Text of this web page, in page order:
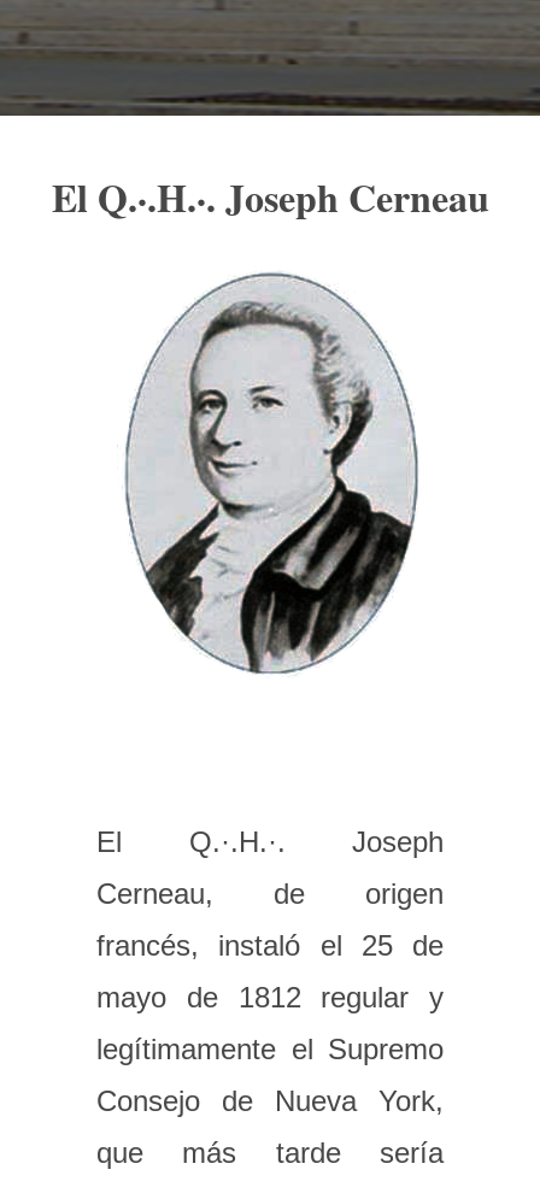
El Q.·.H.·. Joseph Cerneau
El Q.·.H.·. Joseph
Cerneau, de origen
francés, instaló el 25 de
mayo de 1812 regular y
legítimamente el Supremo
Consejo de Nueva York,
que más tarde sería